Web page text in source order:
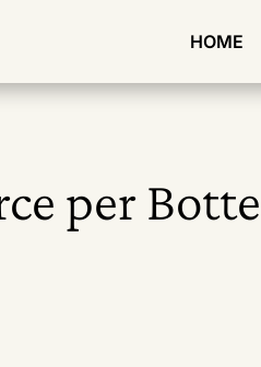
HOME
per